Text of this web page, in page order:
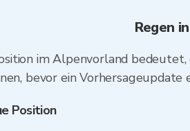
Regen
im Alpenvorland
bevor ein Vorhersageupdate
Position